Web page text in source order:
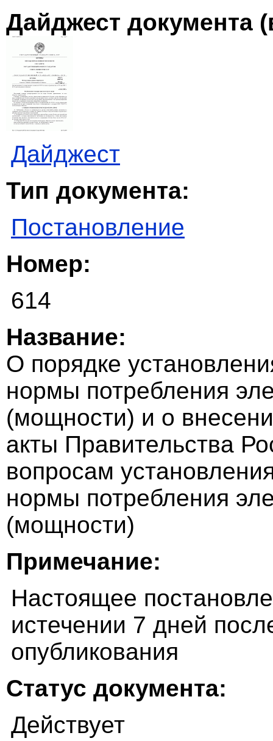
Дайджест документа
Дайджест
Тип документа:
Постановление
Номер:
614
Название:
О порядке
нормы потребления
(мощности) и о
акты Правительства
вопросам
нормы потребления
(мощности)
Примечание:
Настоящее
истечении 7 дней
опубликования
Статус документа:
Действует